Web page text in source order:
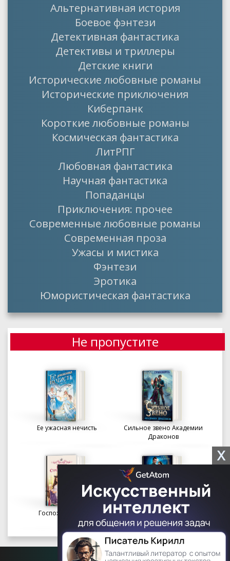
Альтернативная история
Боевое фэнтези
Детективная фантастика
Детективы и триллеры
Детские книги
Исторические любовные романы
Исторические приключения
Киберпанк
Короткие любовные романы
Космическая фантастика
ЛитРПГ
Любовная фантастика
Научная фантастика
Попаданцы
Приключения: прочее
Современные любовные романы
Современная проза
Ужасы и мистика
Фэнтези
Эротика
Юмористическая фантастика
Не пропустите
Ее ужасная нечисть
Сильное звено Академии
Драконов
Госпожа портниха
Осколки вечности в
Академии Судьбы
X